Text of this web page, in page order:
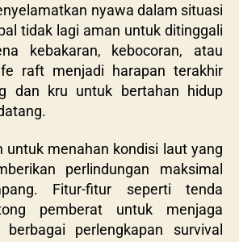
nyawa dalam situasi
tidak lagi aman untuk ditinggali
kebakaran, kebocoran, atau
raft menjadi harapan terakhir
dan kru untuk bertahan hidup
untuk menahan kondisi laut yang
perlindungan maksimal
Fitur-fitur seperti tenda
pemberat untuk menjaga
perlengkapan survival